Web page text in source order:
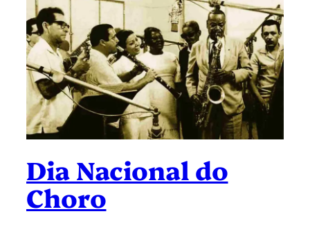
Dia Nacional do
Choro